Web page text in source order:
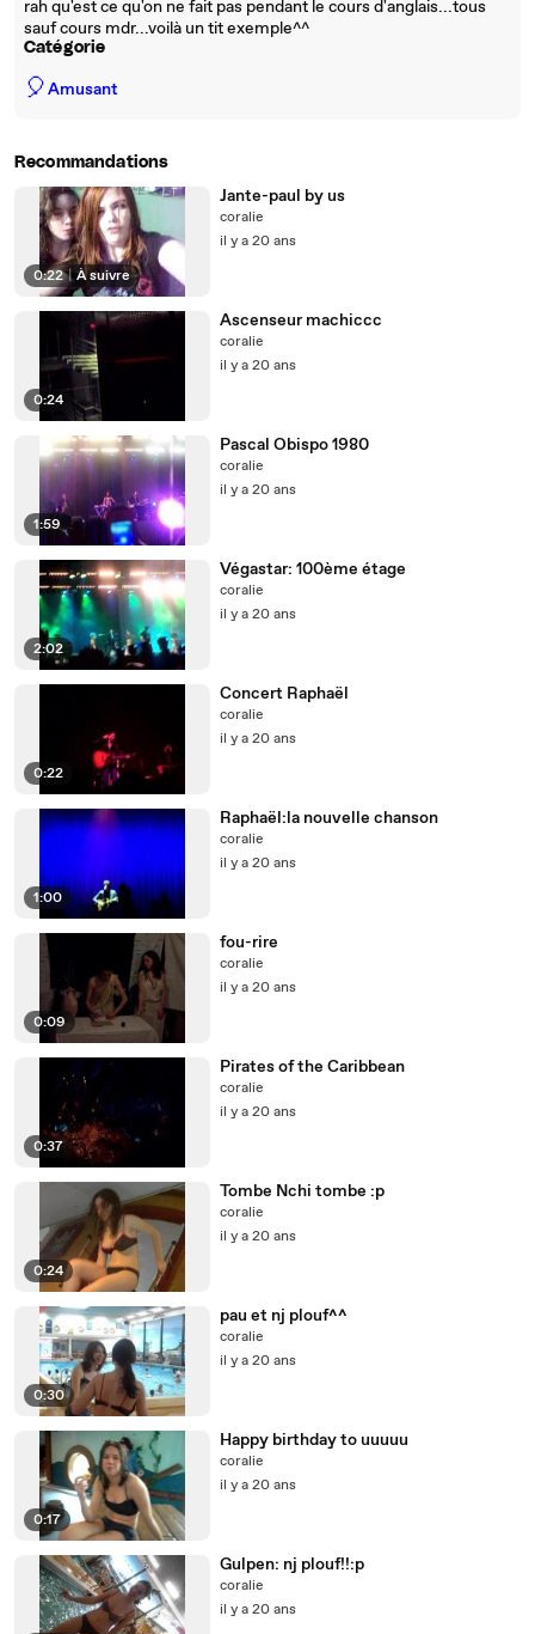
rah qu'est ce qu'on ne fait pas pendant le cours d'anglais...tous
sauf cours mdr...voilà un tit exemple^^
Catégorie
🎈Amusant
Recommandations
0:22 | À suivre
Jante-paul by us
coralie
il y a 20 ans
0:24
Ascenseur machiccc
coralie
il y a 20 ans
1:59
Pascal Obispo 1980
coralie
il y a 20 ans
2:02
Végastar: 100ème étage
coralie
il y a 20 ans
0:22
Concert Raphaël
coralie
il y a 20 ans
1:00
Raphaël:la nouvelle chanson
coralie
il y a 20 ans
0:09
fou-rire
coralie
il y a 20 ans
0:37
Pirates of the Caribbean
coralie
il y a 20 ans
0:24
Tombe Nchi tombe :p
coralie
il y a 20 ans
0:30
pau et nj plouf^^
coralie
il y a 20 ans
0:17
Happy birthday to uuuuu
coralie
il y a 20 ans
Gulpen: nj plouf!!:p
coralie
il y a 20 ans